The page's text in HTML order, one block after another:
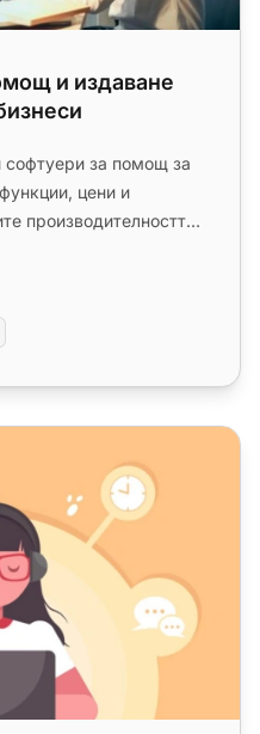
и издаване
софтуери за помощ за
цени и
производителността
помощ през 2025 г.: